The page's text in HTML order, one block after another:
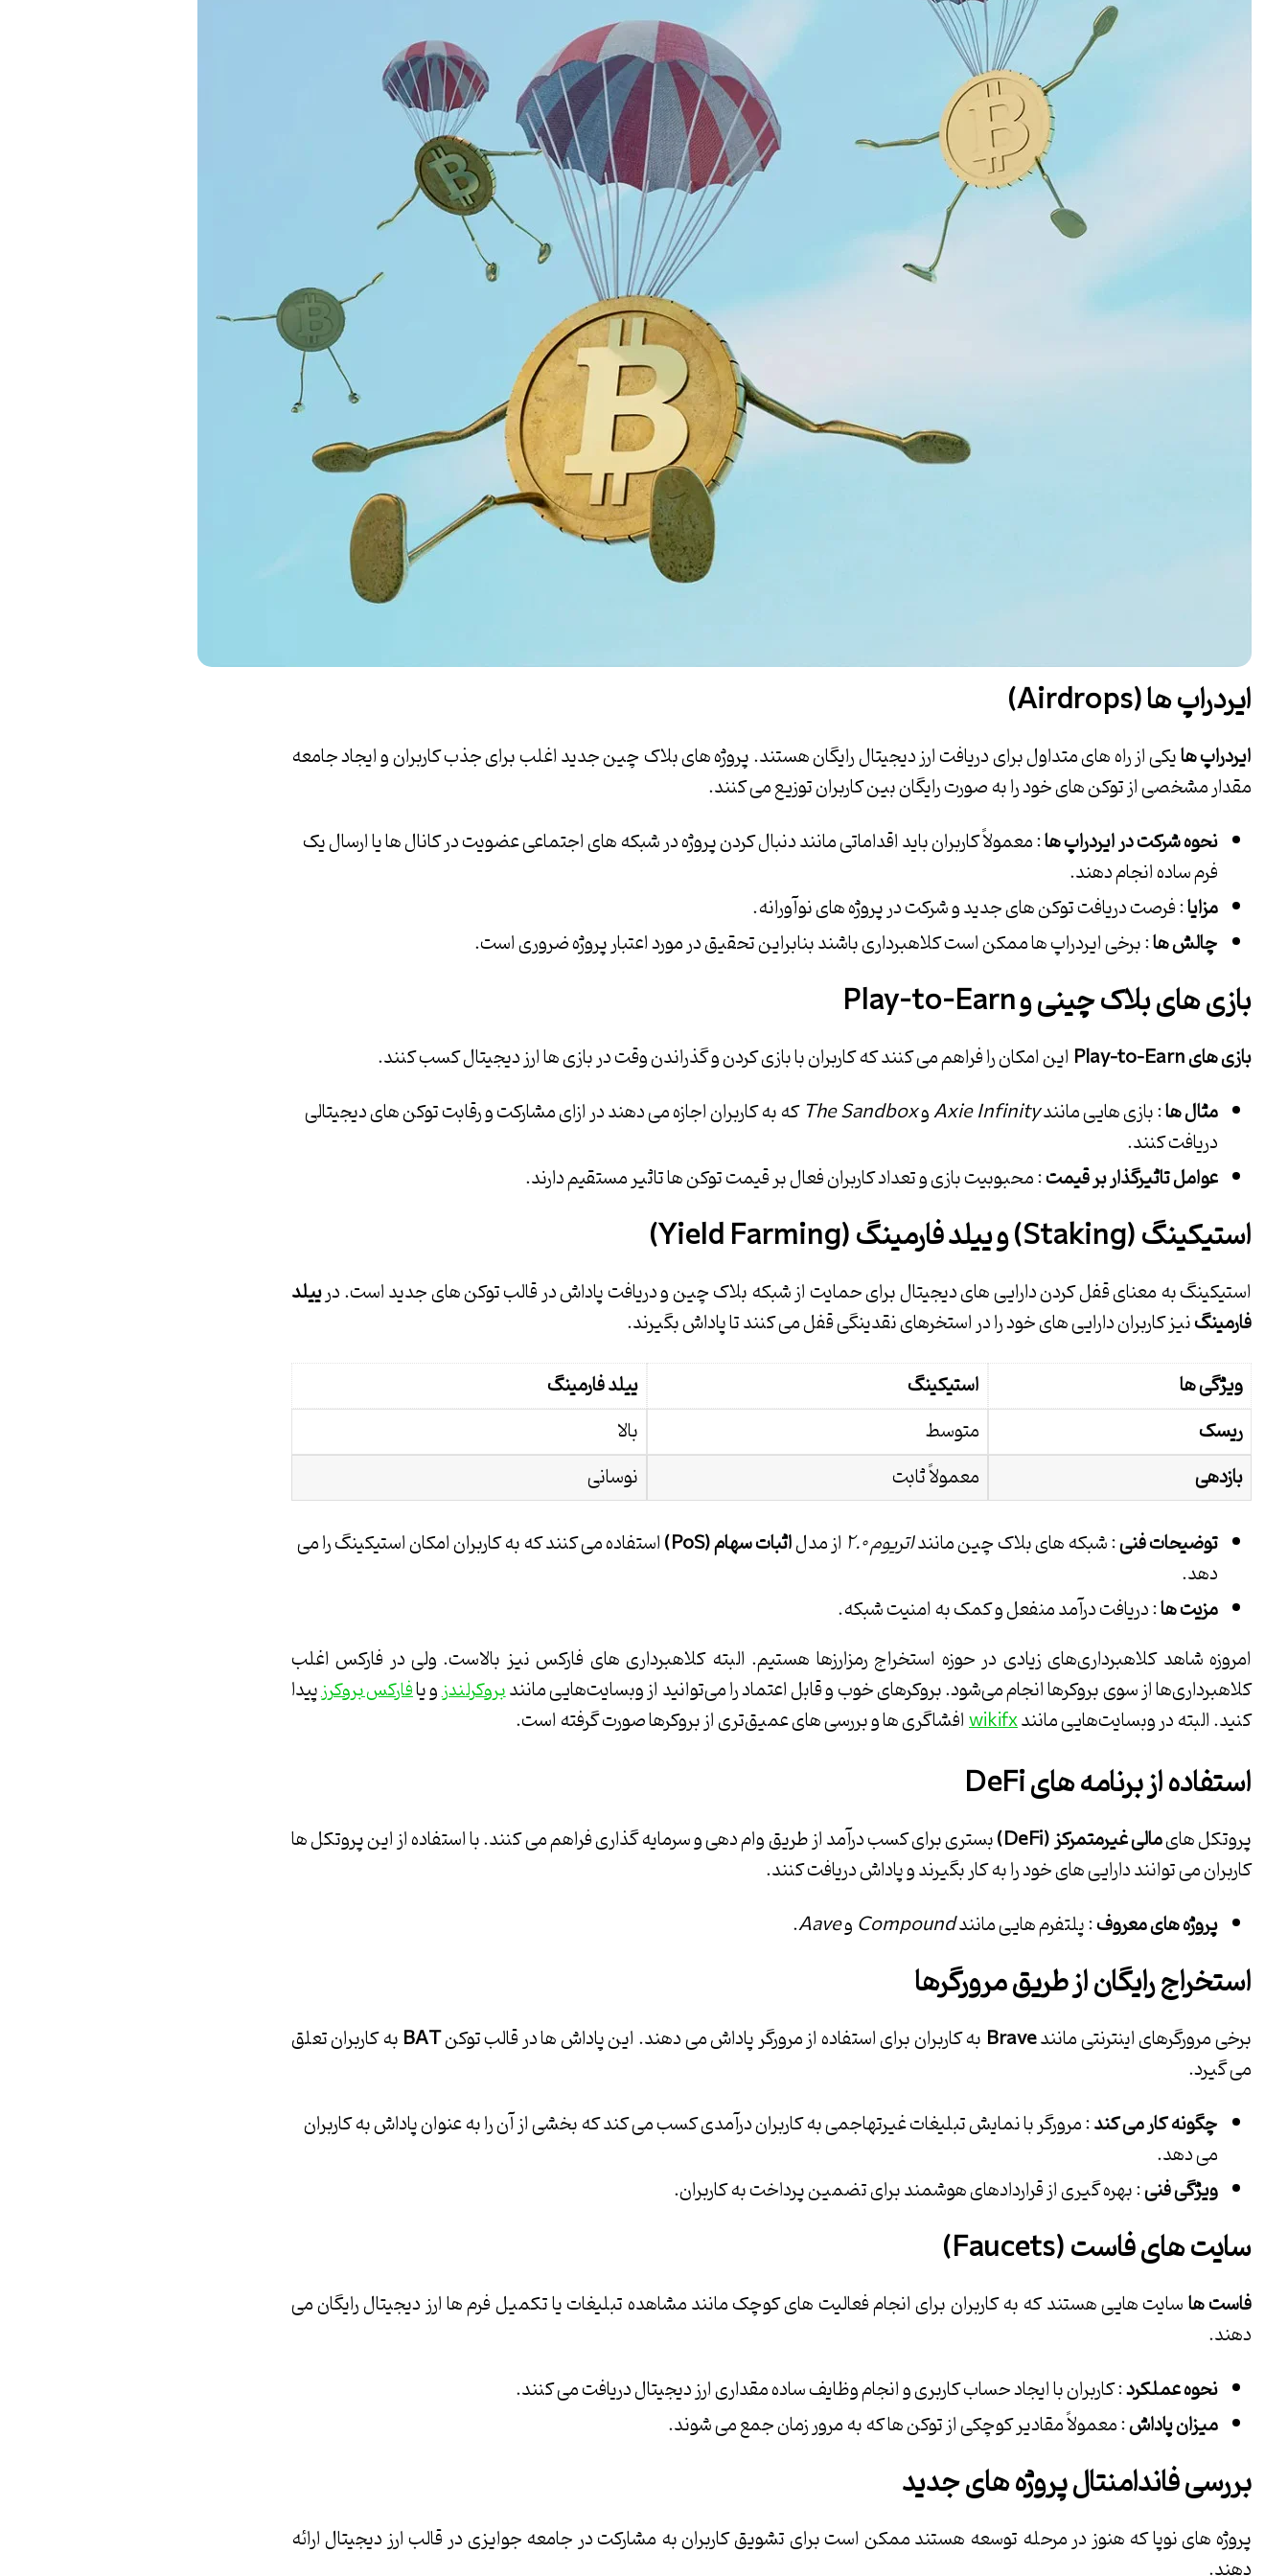
ایردراپ ها(Airdrops)
ایردراپ هایکی از راه های متداول برای دریافت ارز دیجیتال رایگان هستند. پروژه های بلاک چین جدید اغلب برای جذب کاربران و ایجاد جامعه
مقدار مشخصی از توکن های خود را به صورت رایگان بین کاربران توزیع می کنند.
نحوه شرکت در ایردراپ ها: معمولاً کاربران باید اقداماتی مانند دنبال کردن پروژه در شبکه های اجتماعی عضویت در کانال ها یا ارسال یک
فرم ساده انجام دهند.
مزایا: فرصت دریافت توکن های جدید و شرکت در پروژه های نوآورانه.
چالش ها: برخی ایردراپ ها ممکن است کلاهبرداری باشند بنابراین تحقیق در مورد اعتبار پروژه ضروری است.
بازی های بلاک چینی وPlay-to-Earn
بازی های
این امکان را فراهم می کنند که کاربران با بازی کردن و گذراندن وقت در بازی ها ارز دیجیتال کسب کنند.
مثال ها: بازی هایی مانندAxie InfinityوThe Sandboxکه به کاربران اجازه می دهند در ازای مشارکت و رقابت توکن های دیجیتالی
دریافت کنند.
عوامل تاثیرگذار بر قیمت: محبوبیت بازی و تعداد کاربران فعال بر قیمت توکن ها تاثیر مستقیم دارند.
استیکینگ(Staking) و ییلد فارمینگ(Yield Farming)
استیکینگ به معنای قفل کردن دارایی های دیجیتال برای حمایت از شبکه بلاک چین و دریافت پاداش در قالب توکن های جدید است. درییلد
فارمینگنیز کاربران دارایی های خود را در استخرهای نقدینگی قفل می کنند تا پاداش بگیرند.
ویژگی ها
استیکینگ
ییلد فارمینگ
ریسک
متوسط
بالا
بازدهی
معمولاً ثابت
نوسانی
توضیحات فنی: شبکه های بلاک چین ماننداتریوم ۲.۰ از مدلاثبات سهام(PoS)
استفاده می کنند که به کاربران امکان استیکینگ را می
دهد​​.
مزیت ها: دریافت درآمد منفعل و کمک به امنیت شبکه.
امروزه شاهد کلاهبرداری‌های زیادی در حوزه استخراج رمزارزها هستیم. البته کلاهبرداری های فارکس نیز بالاست. ولی در فارکس اغلب
کلاهبرداری‌ها از سوی بروکرها انجام می‌شود. بروکرهای خوب و قابل اعتماد را می‌توانید از وبسایت‌هایی مانندبروکرلندزو یافارکس بروکرزپیدا
کنید. البته در وبسایت‌هایی مانندwikifxافشاگری ها و بررسی های عمیق‌تری از بروکرها صورت گرفته است.
استفاده از برنامه های
پروتکل هایمالی غیرمتمرکز(DeFi)
بستری برای کسب درآمد از طریق وام دهی و سرمایه گذاری فراهم می کنند. با استفاده از این پروتکل ها
کاربران می توانند دارایی های خود را به کار بگیرند و پاداش دریافت کنند.
پروژه های معروف: پلتفرم هایی مانندCompoundوAave
.
استخراج رایگان از طریق مرورگرها
برخی مرورگرهای اینترنتی مانندBrave به کاربران برای استفاده از مرورگر پاداش می دهند. این پاداش ها در قالب توکنBATبه کاربران تعلق
می گیرد.
چگونه کار می کند: مرورگر با نمایش تبلیغات غیرتهاجمی به کاربران درآمدی کسب می کند که بخشی از آن را به عنوان پاداش به کاربران
می دهد.
ویژگی فنی: بهره گیری از قراردادهای هوشمند برای تضمین پرداخت به کاربران.
سایت های فاست(Faucets)
فاست هاسایت هایی هستند که به کاربران برای انجام فعالیت های کوچک مانند مشاهده تبلیغات یا تکمیل فرم ها ارز دیجیتال رایگان می
دهند.
نحوه عملکرد: کاربران با ایجاد حساب کاربری و انجام وظایف ساده مقداری ارز دیجیتال دریافت می کنند.
میزان پاداش: معمولاً مقادیر کوچکی از توکن ها که به مرور زمان جمع می شوند.
بررسی فاندامنتال پروژه های جدید
پروژه های نوپا که هنوز در مرحله توسعه هستند ممکن است برای تشویق کاربران به مشارکت در جامعه جوایزی در قالب ارز دیجیتال ارائه